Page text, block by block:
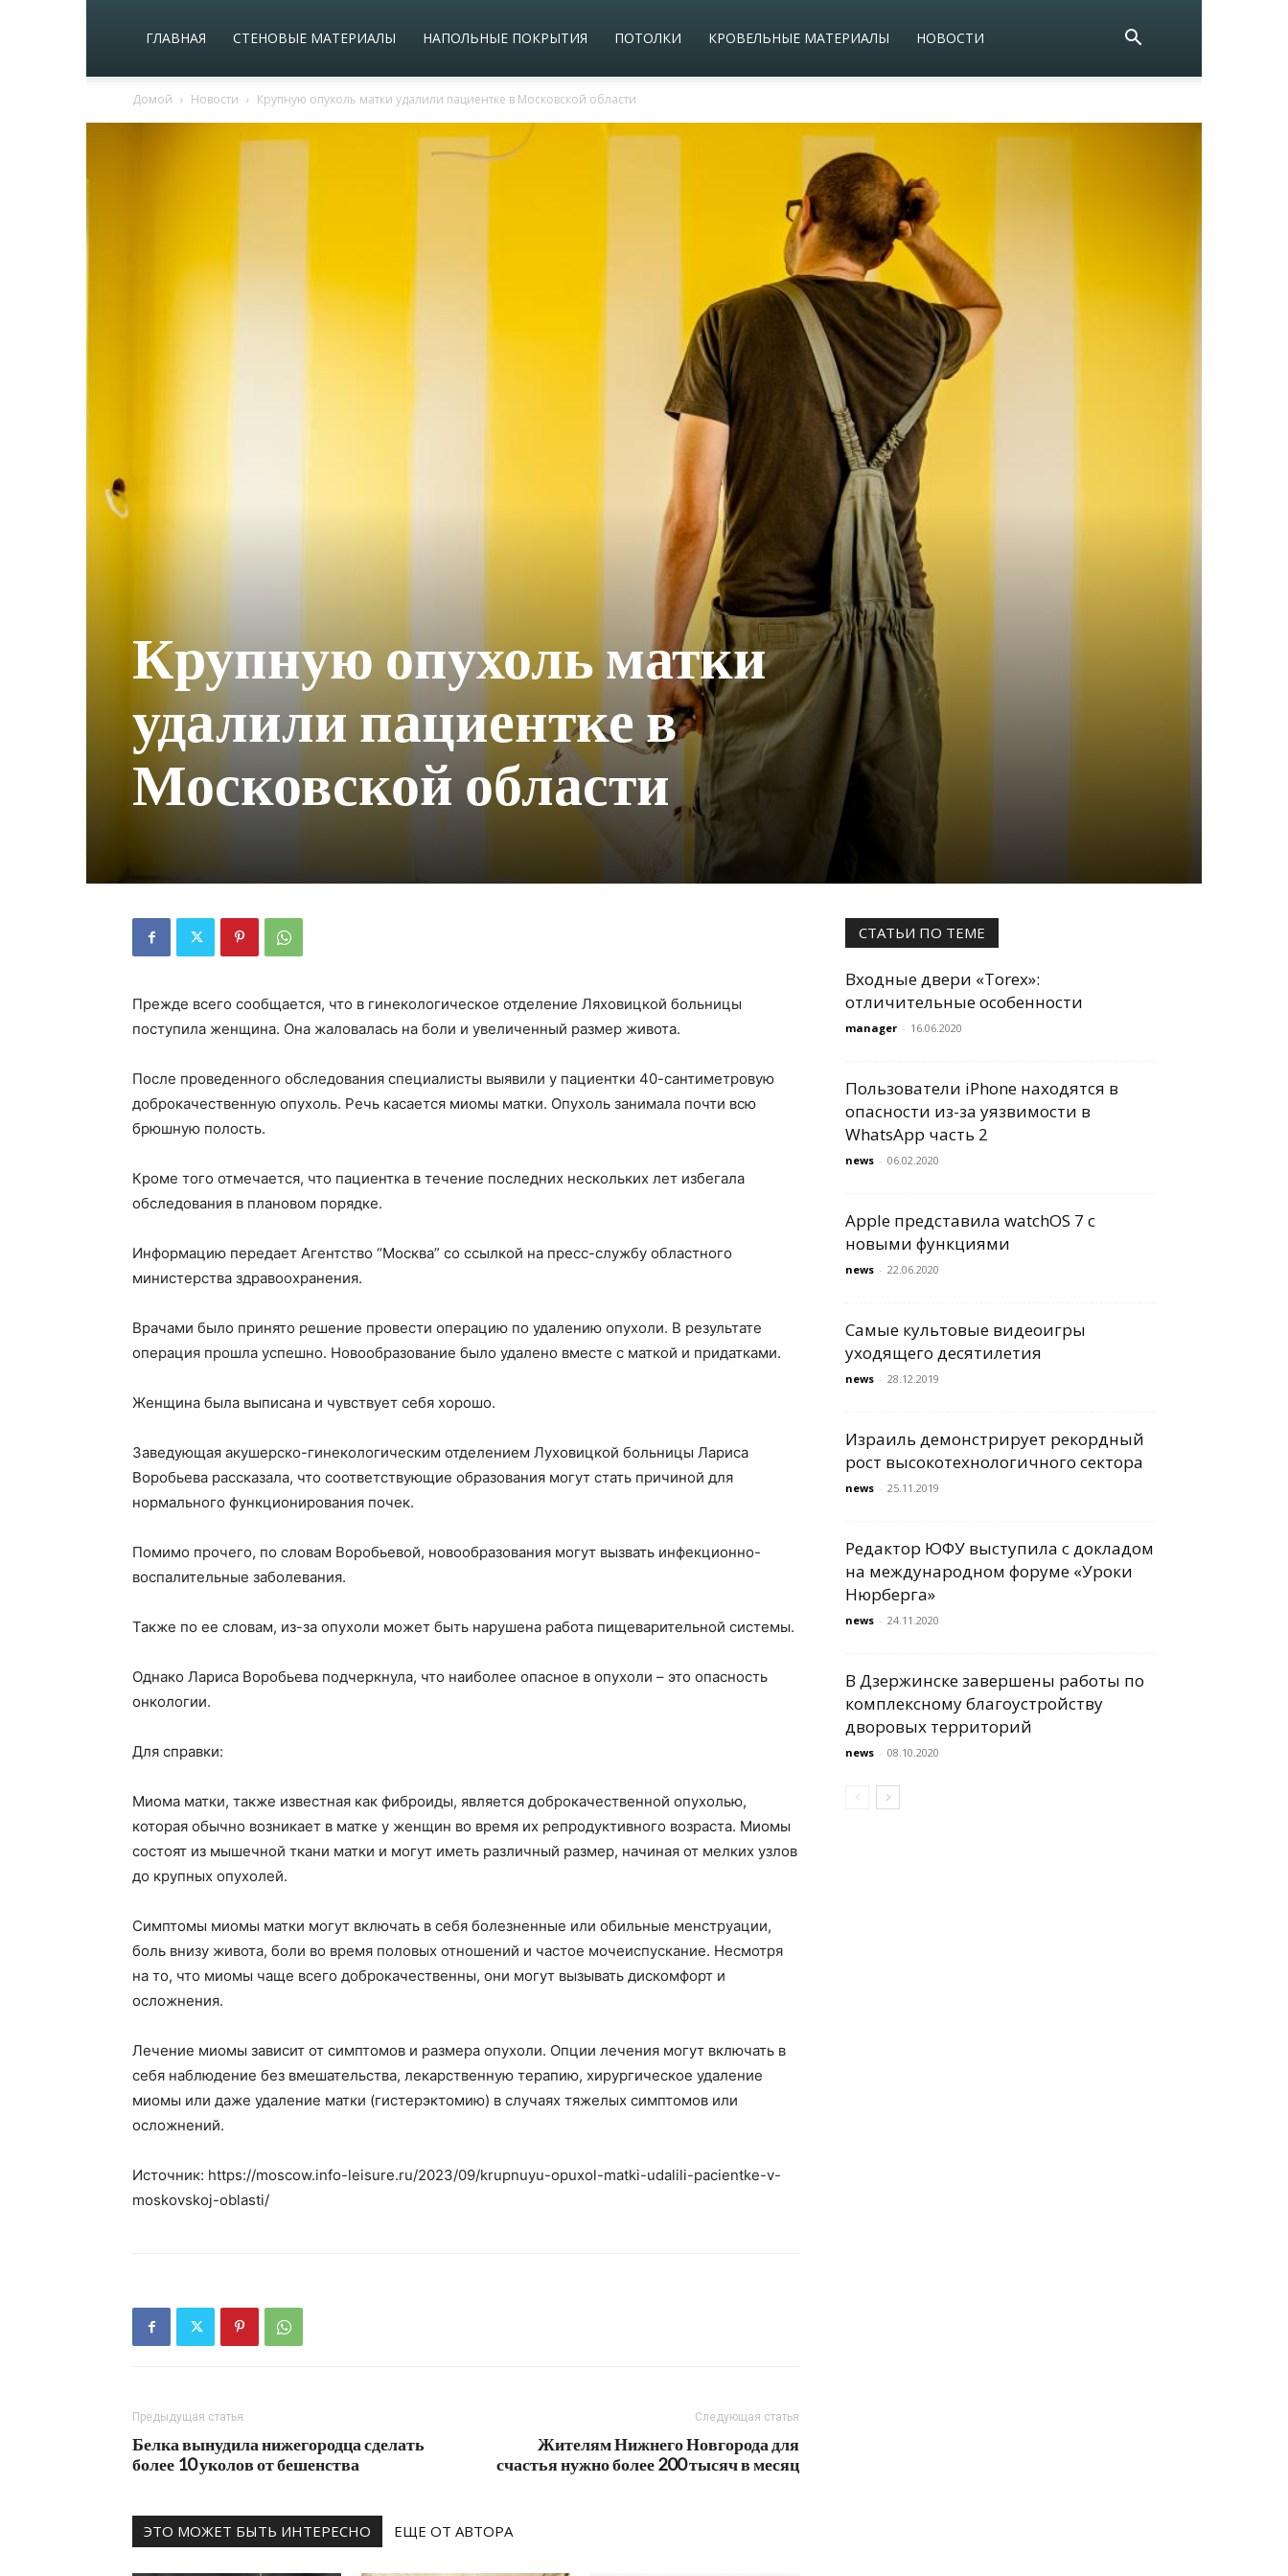
ГЛАВНАЯ СТЕНОВЫЕ МАТЕРИАЛЫ НАПОЛЬНЫЕ ПОКРЫТИЯ ПОТОЛКИ КРОВЕЛЬНЫЕ МАТЕРИАЛЫ НОВОСТИ
Домой Новости Крупную опухоль матки удалили пациентке в Московской области
Крупную опухоль матки
удалили пациентке в
Московской области
Прежде всего сообщается, что в гинекологическое отделение Ляховицкой больницы
поступила женщина. Она жаловалась на боли и увеличенный размер живота.
После проведенного обследования специалисты выявили у пациентки 40-сантиметровую
доброкачественную опухоль. Речь касается миомы матки. Опухоль занимала почти всю
брюшную полость.
Кроме того отмечается, что пациентка в течение последних нескольких лет избегала
обследования в плановом порядке.
Информацию передает Агентство “Москва” со ссылкой на пресс-службу областного
министерства здравоохранения.
Врачами было принято решение провести операцию по удалению опухоли. В результате
операция прошла успешно. Новообразование было удалено вместе с маткой и придатками.
Женщина была выписана и чувствует себя хорошо.
Заведующая акушерско-гинекологическим отделением Луховицкой больницы Лариса
Воробьева рассказала, что соответствующие образования могут стать причиной для
нормального функционирования почек.
Помимо прочего, по словам Воробьевой, новообразования могут вызвать инфекционно-
воспалительные заболевания.
Также по ее словам, из-за опухоли может быть нарушена работа пищеварительной системы.
Однако Лариса Воробьева подчеркнула, что наиболее опасное в опухоли – это опасность
онкологии.
Для справки:
Миома матки, также известная как фиброиды, является доброкачественной опухолью,
которая обычно возникает в матке у женщин во время их репродуктивного возраста. Миомы
состоят из мышечной ткани матки и могут иметь различный размер, начиная от мелких узлов
до крупных опухолей.
Симптомы миомы матки могут включать в себя болезненные или обильные менструации,
боль внизу живота, боли во время половых отношений и частое мочеиспускание. Несмотря
на то, что миомы чаще всего доброкачественны, они могут вызывать дискомфорт и
осложнения.
Лечение миомы зависит от симптомов и размера опухоли. Опции лечения могут включать в
себя наблюдение без вмешательства, лекарственную терапию, хирургическое удаление
миомы или даже удаление матки (гистерэктомию) в случаях тяжелых симптомов или
осложнений.
Источник: https://moscow.info-leisure.ru/2023/09/krupnuyu-opuxol-matki-udalili-pacientke-v-
moskovskoj-oblasti/
Предыдущая статья
Белка вынудила нижегородца сделать
более 10 уколов от бешенства
Следующая статья
Жителям Нижнего Новгорода для
счастья нужно более 200 тысяч в месяц
ЭТО МОЖЕТ БЫТЬ ИНТЕРЕСНО ЕЩЕ ОТ АВТОРА
СТАТЬИ ПО ТЕМЕ
Входные двери «Torex»:
отличительные особенности
manager - 16.06.2020
Пользователи iPhone находятся в
опасности из-за уязвимости в
WhatsApp часть 2
news - 06.02.2020
Apple представила watchOS 7 с
новыми функциями
news - 22.06.2020
Самые культовые видеоигры
уходящего десятилетия
news - 28.12.2019
Израиль демонстрирует рекордный
рост высокотехнологичного сектора
news - 25.11.2019
Редактор ЮФУ выступила с докладом
на международном форуме «Уроки
Нюрберга»
news - 24.11.2020
В Дзержинске завершены работы по
комплексному благоустройству
дворовых территорий
news - 08.10.2020